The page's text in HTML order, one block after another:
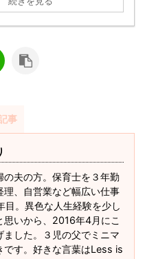
事
の夫の方。保育士を３年勤
理、自営業など幅広い仕事
目。異色な人生経験を少し
思いから、2016年4月にこ
ました。３児の父でミニマ
です。好きな言葉はLess is